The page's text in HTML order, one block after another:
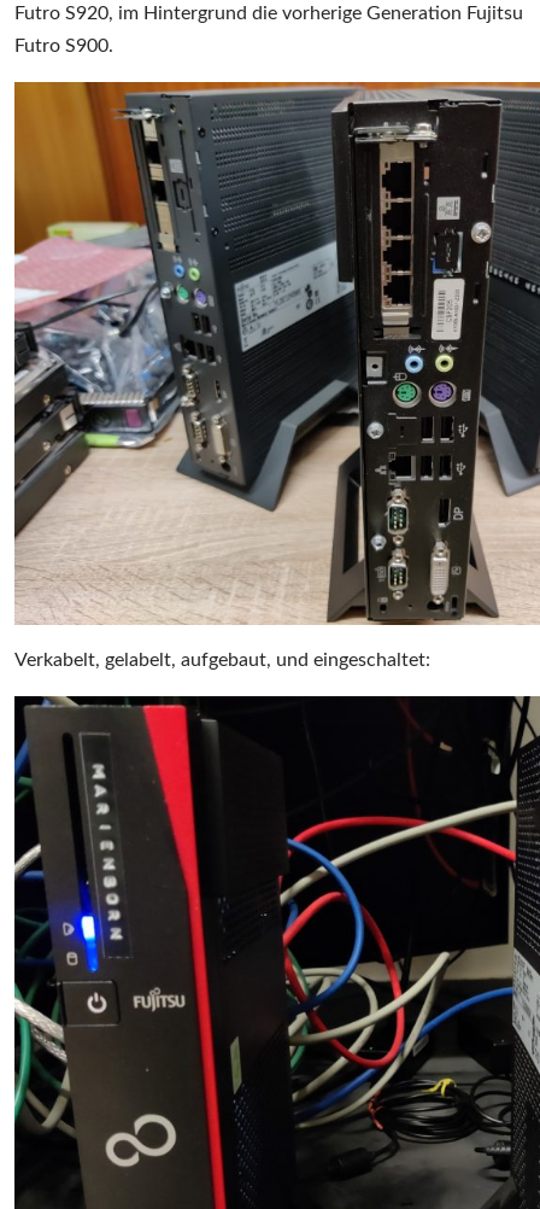
Futro S920, im Hintergrund die vorherige Generation Fujitsu
Futro S900.
Verkabelt, gelabelt, aufgebaut, und eingeschaltet: